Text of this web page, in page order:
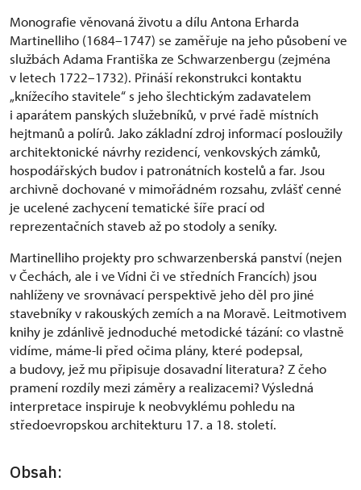
Monografie věnovaná životu a dílu Antona Erharda
Martinelliho (1684–1747) se zaměřuje na jeho působení ve
službách Adama Františka ze Schwarzenbergu (zejména
v letech 1722–1732). Přináší rekonstrukci kontaktu
„knížecího stavitele“ s jeho šlechtickým zadavatelem
i aparátem panských služebníků, v prvé řadě místních
hejtmanů a polírů. Jako základní zdroj informací posloužily
architektonické návrhy rezidencí, venkovských zámků,
hospodářských budov i patronátních kostelů a far. Jsou
archivně dochované v mimořádném rozsahu, zvlášť cenné
je ucelené zachycení tematické šíře prací od
reprezentačních staveb až po stodoly a seníky.
Martinelliho projekty pro schwarzenberská panství (nejen
v Čechách, ale i ve Vídni či ve středních Francích) jsou
nahlíženy ve srovnávací perspektivě jeho děl pro jiné
stavebníky v rakouských zemích a na Moravě. Leitmotivem
knihy je zdánlivě jednoduché metodické tázání: co vlastně
vidíme, máme-li před očima plány, které podepsal,
a budovy, jež mu připisuje dosavadní literatura? Z čeho
pramení rozdíly mezi záměry a realizacemi? Výsledná
interpretace inspiruje k neobvyklému pohledu na
středoevropskou architekturu 17. a 18. století.
Obsah: